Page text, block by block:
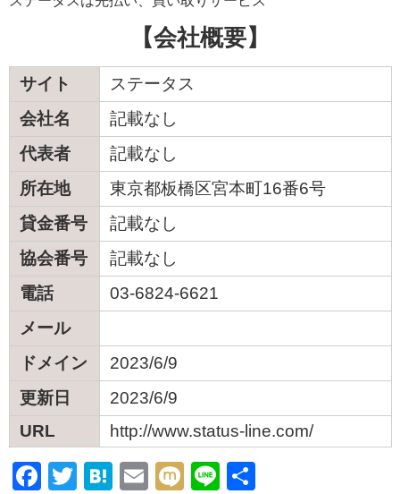
【会社概要】
サイト
ステータス
会社名
記載なし
代表者
記載なし
所在地
東京都板橋区宮本町16番6号
貸金番号
記載なし
協会番号
記載なし
電話
03-6824-6621
メール
ドメイン
2023/6/9
更新日
2023/6/9
URL
http://www.status-line.com/
F
T
H
E
M Li